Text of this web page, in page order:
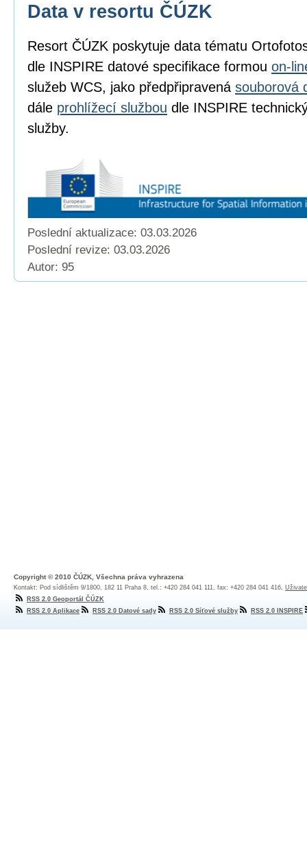
Data v resortu ČÚZK
Resort ČÚZK poskytuje data tématu
dle INSPIRE datové specifikace formou on-
služeb WCS, jako předpřipravená souborová
dále prohlížecí službou dle INSPIRE
služby.
Poslední aktualizace: 03.03.2026
Poslední revize: 03.03.2026
Autor: 95
Copyright © 2010 ČÚZK, Všechna práva vyhrazena
Kontakt: Pod sídlištěm 9/1800, 182 11 Praha 8, tel.: +420 284 041 111, fax: +420 284 041 416,
RSS 2.0 Geoportál ČÚZK
RSS 2.0 Aplikace
RSS 2.0 Datové sady RSS 2.0 Síťové služby RSS 2.0 INSPIRE